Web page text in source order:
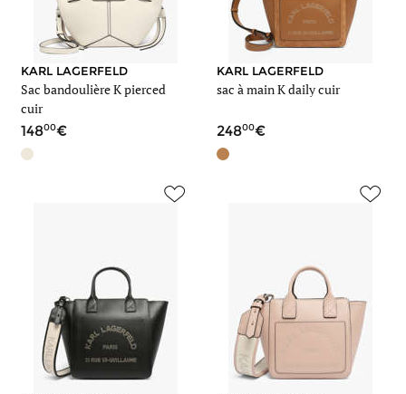
KARL LAGERFELD
Sac bandoulière K pierced
cuir
14800
KARL LAGERFELD
sac à main K daily cuir
24800